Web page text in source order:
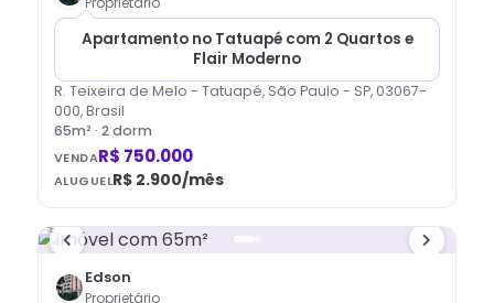
Apartamento no Tatuapé com 2 Quartos e
Flair Moderno
R. Teixeira de Melo - Tatuapé, São Paulo - SP, 03067-
000, Brasil
65m² · 2dorm
VENDAR$ 750.000
ALUGUELR$ 2.900/mês
Edson
Proprietário